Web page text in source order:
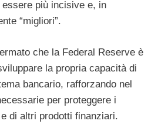
più incisive e, in
“migliori”.
che la Federal Reserve è
la propria capacità di
bancario, rafforzando nel
per proteggere i
di altri prodotti finanziari.